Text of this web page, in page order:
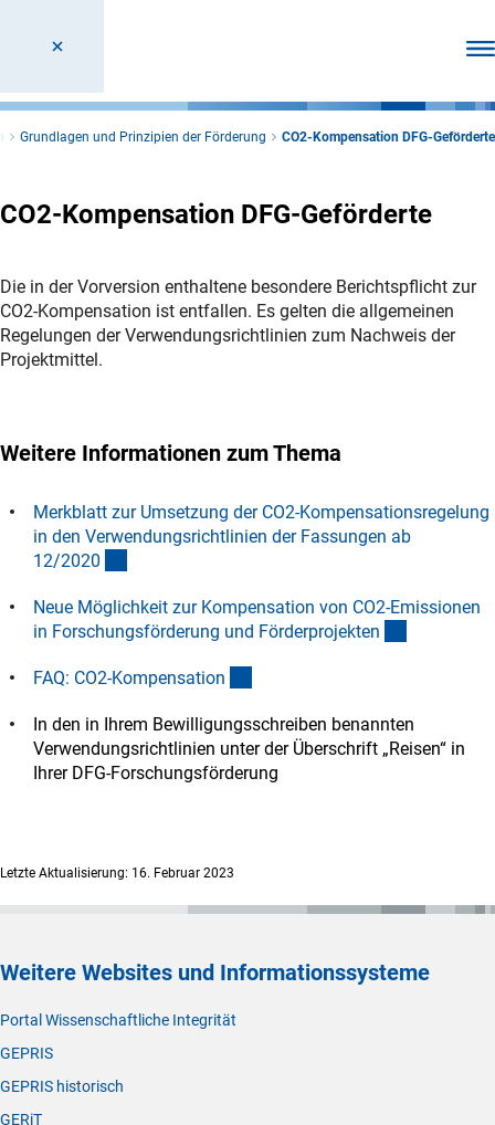
Grundlagen und Prinzipien der Förderung CO2-Kompensation DFG-Geförderte
CO2-Kompensation DFG-Geförderte
Die in der Vorversion enthaltene besondere Berichtspflicht zur
CO2-Kompensation ist entfallen. Es gelten die allgemeinen
Regelungen der Verwendungsrichtlinien zum Nachweis der
Projektmittel.
Weitere Informationen zum Thema
Merkblatt zur Umsetzung der CO2-Kompensationsregelung
in den Verwendungsrichtlinien der Fassungen ab
12/2020
Neue Möglichkeit zur Kompensation von CO2-Emissionen
in Forschungsförderung und Förderprojekten
FAQ: CO2-Kompensation
In den in Ihrem Bewilligungsschreiben benannten
Verwendungsrichtlinien unter der Überschrift „Reisen“ in
Ihrer DFG-Forschungsförderung
Letzte Aktualisierung: 16. Februar 2023
Weitere Websites und Informationssysteme
Portal Wissenschaftliche Integrität
GEPRIS
GEPRIS historisch
GERiT